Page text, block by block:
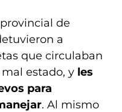
de
a
que circulaban
estado, y les
para
. Al mismo